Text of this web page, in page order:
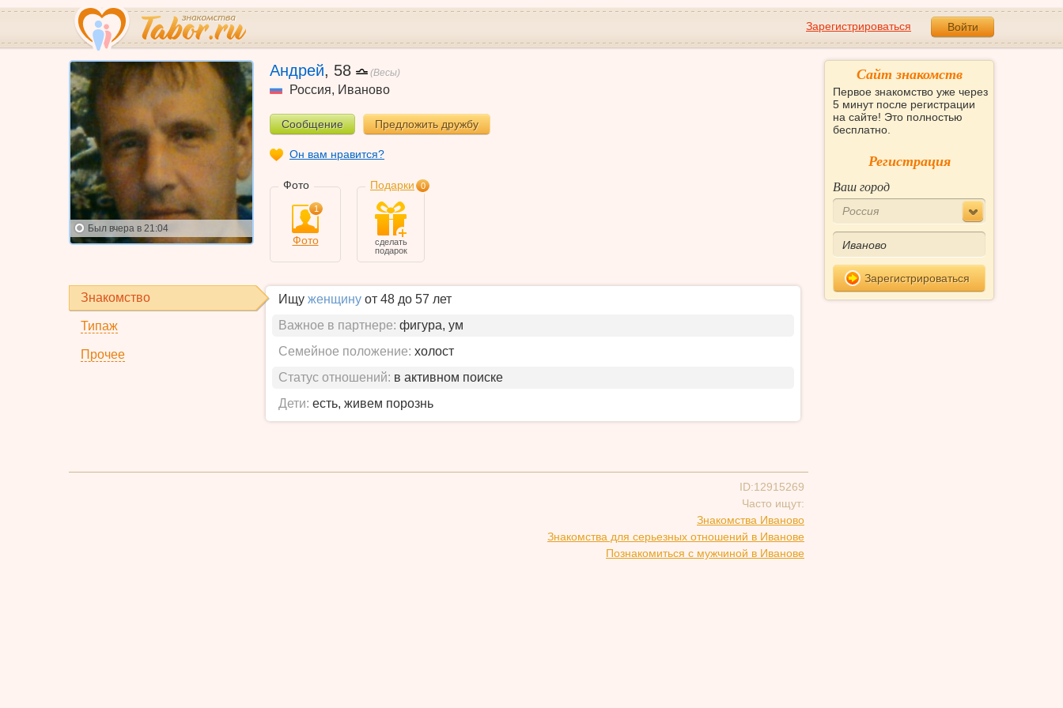
Зарегистрироваться Войти
Был вчера в 21:04
Андрей, 58 (Весы)
Россия, Иваново
Сообщение Предложить дружбу
Он вам нравится?
Фото
1
Фото
Подарки 0
сделать
подарок
Знакомство
Типаж
Прочее
Ищу женщину от 48 до 57 лет
Важное в партнере: фигура, ум
Семейное положение: холост
Статус отношений: в активном поиске
Дети: есть, живем порознь
ID:12915269
Часто ищут:
Знакомства Иваново
Знакомства для серьезных отношений в Иванове
Познакомиться с мужчиной в Иванове
Сайт знакомств
Первое знакомство уже через
5 минут после регистрации
на сайте! Это полностью
бесплатно.
Регистрация
Ваш город
Россия
Зарегистрироваться